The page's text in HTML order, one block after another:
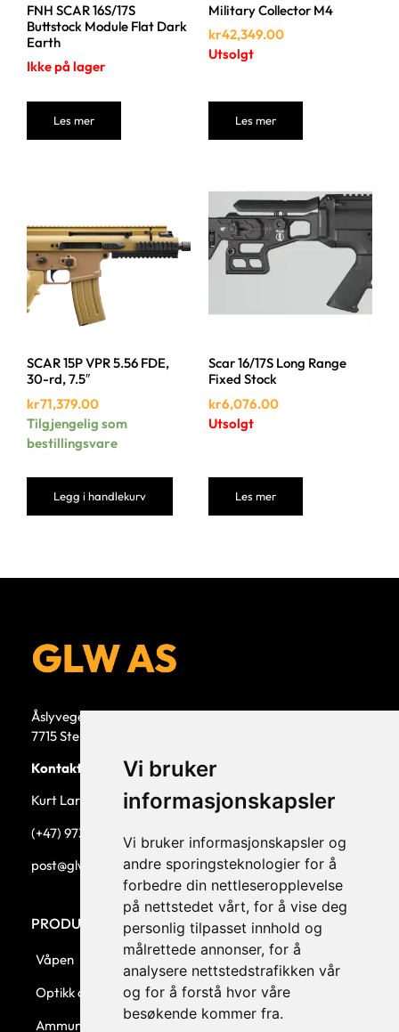
Vi bruker
informasjonskapsler
Vi bruker informasjonskapsler og
andre sporingsteknologier for å
forbedre din nettleseropplevelse
på nettstedet vårt, for å vise deg
personlig tilpasset innhold og
målrettede annonser, for å
analysere nettstedstrafikken vår
og for å forstå hvor våre
besøkende kommer fra.
FNH SCAR 16S/17S
Buttstock Module Flat Dark
Earth
Ikke på lager
Les mer
Military Collector M4
kr42,349.00
Utsolgt
Les mer
SCAR 15P VPR 5.56 FDE,
30-rd, 7.5″
kr71,379.00
Tilgjengelig som
bestillingsvare
Legg i handlekurv
Scar 16/17S Long Range
Fixed Stock
kr6,076.00
Utsolgt
Les mer
Åslyvegen 5b
7715 Steinkjer
Kontaktperson
Kurt Larsen, daglig leder.
(+47) 973 33 332
post@glw.no
PRODUKTKATEGORIER
Våpen
Optikk og montasjer
Ammunisjon